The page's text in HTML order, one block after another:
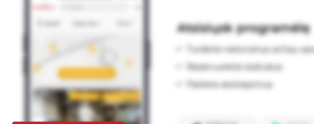
Atsisiųsk programėlę
Turėkite restoranus arčiau
Rezervuokite staliukus
Palikite atsiliepimus